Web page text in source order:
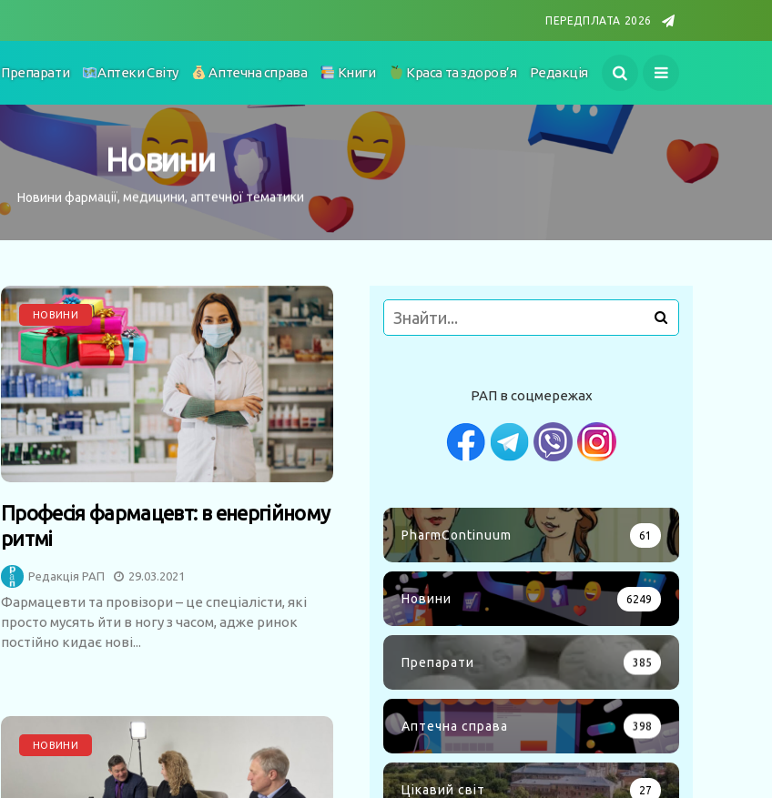
ПЕРЕДПЛАТА 2026
Препарати Аптеки Світу Аптечна справа Книги Краса та здоров’я Редакція
Новини
Новини фармації, медицини, аптечної тематики
НОВИНИ
Професія фармацевт: в енергійному
ритмі
Редакція РАП 29.03.2021
Фармацевти та провізори – це спеціалісти, які
просто мусять йти в ногу з часом, адже ринок
постійно кидає нові...
НОВИНИ
РАП в соцмережах
PharmContinuum 61
Новини 6249
Препарати 385
Аптечна справа 398
Цікавий світ 27